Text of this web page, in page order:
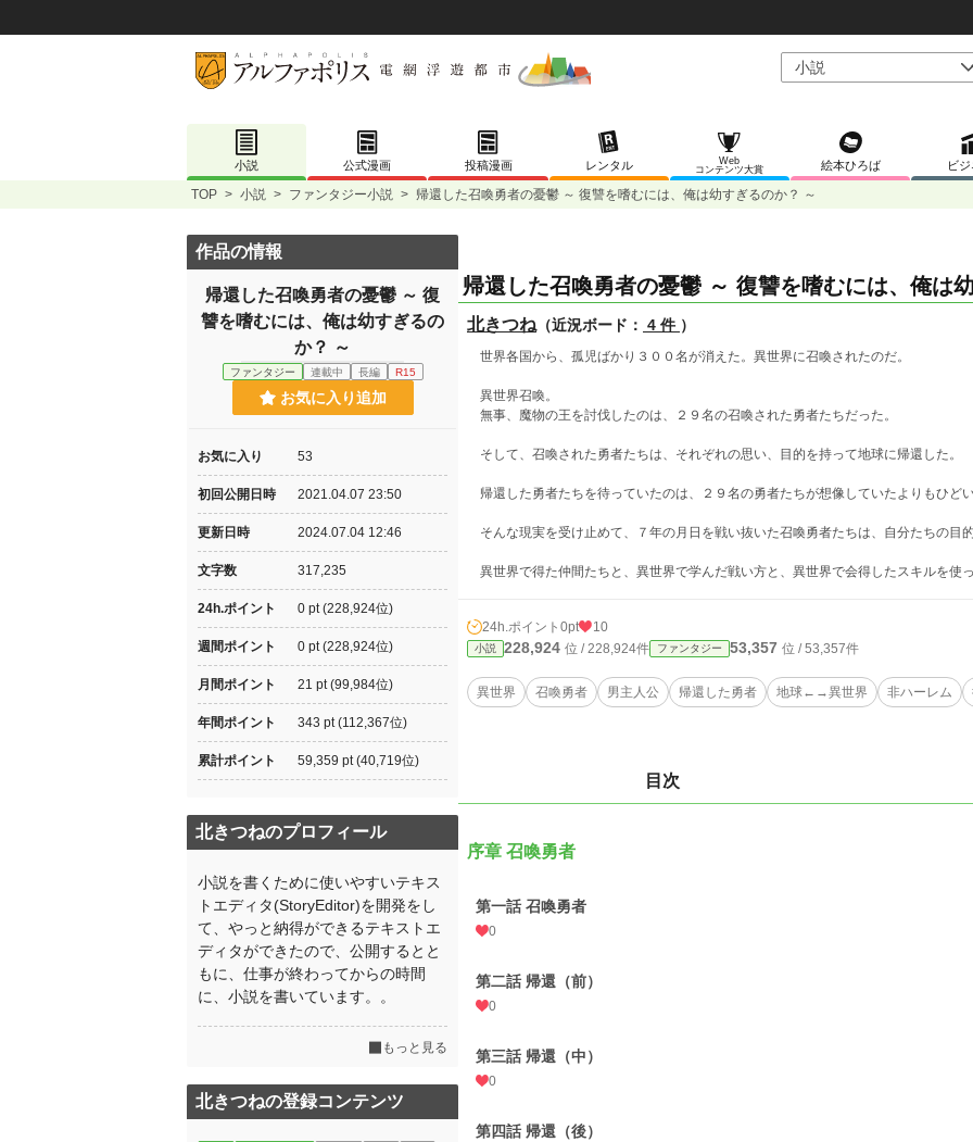
小説 公式漫画 投稿漫画 レンタル
Web
コンテンツ大賞
絵本ひろば ビ
TOP > 小説 > ファンタジー小説 > 帰還した召喚勇者の憂鬱 ～ 復讐を嗜むには、俺は幼すぎるのか？ ～
帰還した召喚勇者の憂鬱 ～ 復讐を嗜むには、俺は
北きつね （近況ボード： 4 件 ）
世界各国から、孤児ばかり３００名が消えた。異世界に召喚されたのだ。
異世界召喚。
無事、魔物の王を討伐したのは、２９名の召喚された勇者たちだった。
そして、召喚された勇者たちは、それぞれの思い、目的を持って地球に帰還した。
帰還した勇者たちを待っていたのは、２９名の勇者たちが想像していたよりもひど
そんな現実を受け止めて、７年の月日を戦い抜いた召喚勇者たちは、自分たちの目
異世界で得た仲間たちと、異世界で学んだ戦い方と、異世界で会得したスキルを使
24h.ポイント 0pt 10
小説 228,924 位 / 228,924件 ファンタジー 53,357 位 / 53,357件
異世界 召喚勇者 男主人公 帰還した勇者 地球←→異世界 非ハーレム
目次
序章 召喚勇者
第一話 召喚勇者
0
第二話 帰還（前）
0
第三話 帰還（中）
0
第四話 帰還（後）
作品の情報
帰還した召喚勇者の憂鬱 ～ 復
讐を嗜むには、俺は幼すぎるの
か？ ～
ファンタジー 連載中 長編 R15
お気に入り追加
お気に入り 53
初回公開日時 2021.04.07 23:50
更新日時 2024.07.04 12:46
文字数 317,235
24h.ポイント 0 pt (228,924位)
週間ポイント 0 pt (228,924位)
月間ポイント 21 pt (99,984位)
年間ポイント 343 pt (112,367位)
累計ポイント 59,359 pt (40,719位)
北きつねのプロフィール
小説を書くために使いやすいテキス
トエディタ(StoryEditor)を開発をし
て、やっと納得ができるテキストエ
ディタができたので、公開するとと
もに、仕事が終わってからの時間
に、小説を書いています。。
もっと見る
北きつねの登録コンテンツ